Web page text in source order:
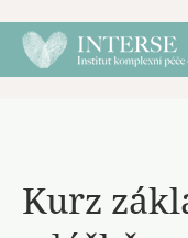
Kurz